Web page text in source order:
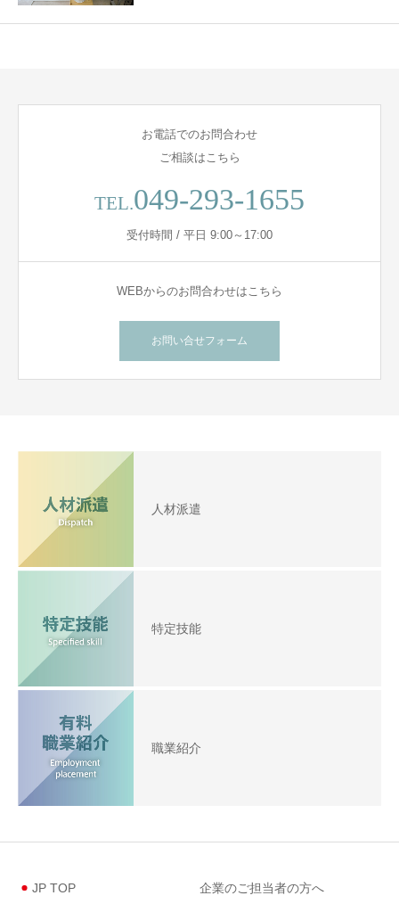
お電話でのお問合わせ
ご相談はこちら
TEL.049-293-1655
受付時間 / 平日 9:00～17:00
WEBからのお問合わせはこちら
お問い合せフォーム
人材派遣
特定技能
職業紹介
JP TOP 企業のご担当者の方へ